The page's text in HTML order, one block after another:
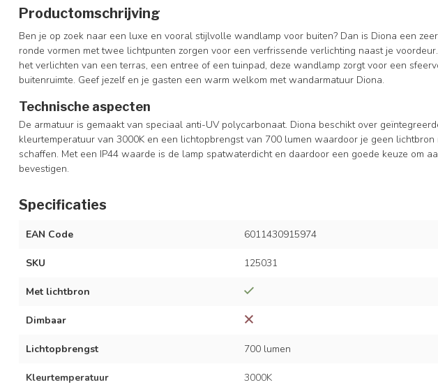
Productomschrijving
Ben je op zoek naar een luxe en vooral stijlvolle wandlamp voor buiten? Dan is Diona een
ronde vormen met twee lichtpunten zorgen voor een verfrissende verlichting naast je
het verlichten van een terras, een entree of een tuinpad, deze wandlamp zorgt voor een
buitenruimte. Geef jezelf en je gasten een warm welkom met wandarmatuur Diona.
Technische aspecten
De armatuur is gemaakt van speciaal anti-UV polycarbonaat. Diona beschikt over
kleurtemperatuur van 3000K en een lichtopbrengst van 700 lumen waardoor je geen lichtbron
schaffen. Met een IP44 waarde is de lamp spatwaterdicht en daardoor een goede keuze om
bevestigen.
Specificaties
EAN Code 6011430915974
SKU 125031
Met lichtbron
Dimbaar
Lichtopbrengst 700 lumen
Kleurtemperatuur 3000K